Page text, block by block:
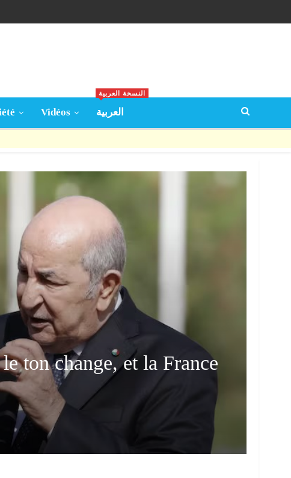
Vidéos العربية
النسخة العربية
ton change, et la France
: Les Messages Qui Poussent Au Départ, Le
Miroir D’un Malaise Social Plus…